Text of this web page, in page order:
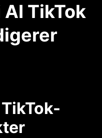
TikTok